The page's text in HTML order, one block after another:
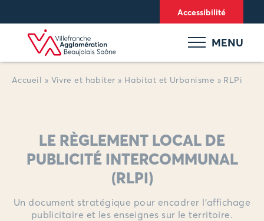
Accessibilité
MENU
Accueil » Vivre et habiter » Habitat et Urbanisme » RLPi
LE RÈGLEMENT LOCAL DE
PUBLICITÉ INTERCOMMUNAL
(RLPI)
Un document stratégique pour encadrer l’affichage
publicitaire et les enseignes sur le territoire.